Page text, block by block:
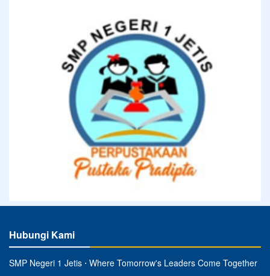
Hubungi Kami
SMP Negeri 1 Jetis ⋅ Where Tomorrow's Leaders Come Together